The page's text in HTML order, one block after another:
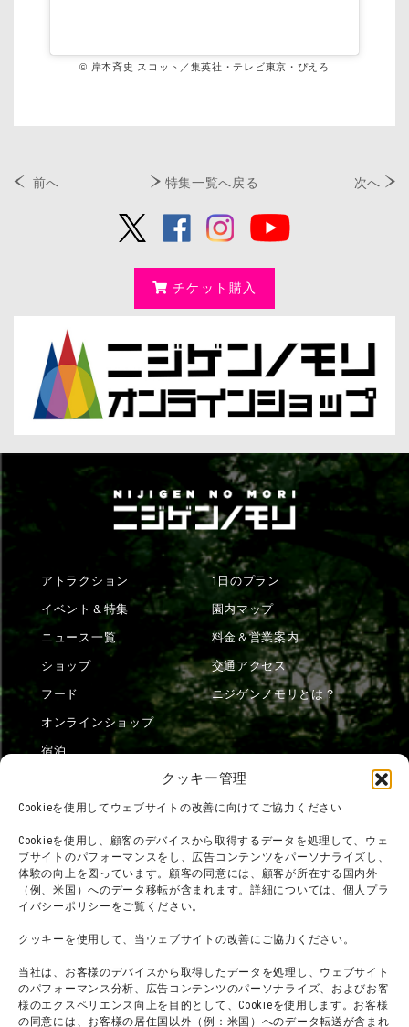
クッキー管理
Cookieを使用してウェブサイトの改善に向けてご協力ください
Cookieを使用し、顧客のデバイスから取得するデータを処理して、ウェ
ブサイトのパフォーマンスをし、広告コンテンツをパーソナライズし、
体験の向上を図っています。顧客の同意には、顧客が所在する国内外
（例、米国）へのデータ移転が含まれます。詳細については、個人プラ
イバシーポリシーをご覧ください。
クッキーを使用して、当ウェブサイトの改善にご協力ください。
当社は、お客様のデバイスから取得したデータを処理し、ウェブサイト
のパフォーマンス分析、広告コンテンツのパーソナライズ、およびお客
様のエクスペリエンス向上を目的として、Cookieを使用します。お客様
の同意には、お客様の居住国以外（例：米国）へのデータ転送が含まれ
© 岸本斉史 スコット／集英社・テレビ東京・ぴえろ
前へ 特集一覧へ戻る 次へ
チケット購入
アトラクション
イベント＆特集
ニュース一覧
ショップ
フード
オンラインショップ
宿泊
1日のプラン
園内マップ
料金＆営業案内
交通アクセス
ニジゲンノモリとは？
チームビルディング計画
よくある質問・
お問い合わせ
プレスリリース
SNS
法令に基づく表記
スタッフ募集